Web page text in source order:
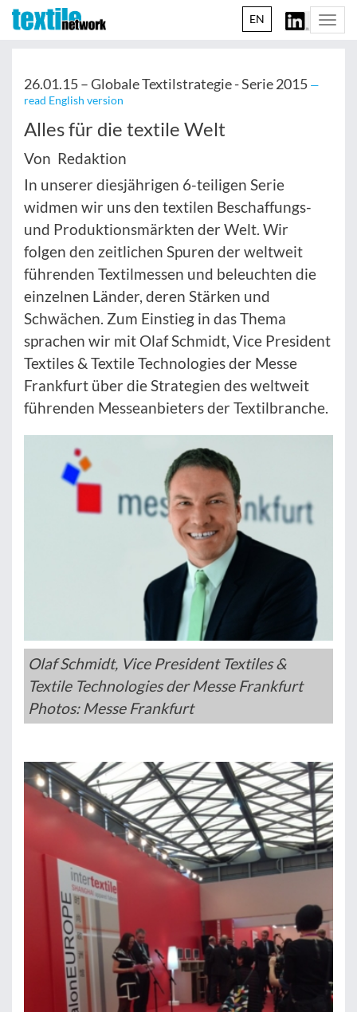
EN
26.01.15 –Globale Textilstrategie - Serie 2015 —
read English version
Alles für die textile Welt
Von Redaktion
In unserer diesjährigen 6-teiligen Serie
widmen wir uns den textilen Beschaffungs-
und Produktionsmärkten der Welt. Wir
folgen den zeitlichen Spuren der weltweit
führenden Textilmessen und beleuchten die
einzelnen Länder, deren Stärken und
Schwächen. Zum Einstieg in das Thema
sprachen wir mit Olaf Schmidt, Vice President
Textiles & Textile Technologies der Messe
Frankfurt über die Strategien des weltweit
führenden Messeanbieters der Textilbranche.
Olaf Schmidt, Vice President Textiles &
Textile Technologies der Messe Frankfurt
Photos: Messe Frankfurt